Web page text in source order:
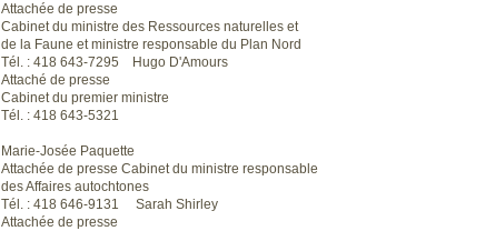
Attachée de presse
Cabinet du ministre des Ressources naturelles et
de la Faune et ministre responsable du Plan Nord
Tél. : 418 643-7295 Hugo D'Amours
Attaché de presse
Cabinet du premier ministre
Tél. : 418 643-5321
Marie-Josée Paquette
Attachée de presse Cabinet du ministre responsable
des Affaires autochtones
Tél. : 418 646-9131 Sarah Shirley
Attachée de presse